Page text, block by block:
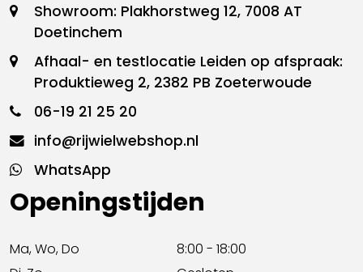
Showroom: Plakhorstweg 12, 7008 AT
Doetinchem
Afhaal- en testlocatie Leiden op afspraak:
Produktieweg 2, 2382 PB Zoeterwoude
06-19 21 25 20
info@rijwielwebshop.nl
WhatsApp
Openingstijden
Ma, Wo, Do
8:00 - 18:00